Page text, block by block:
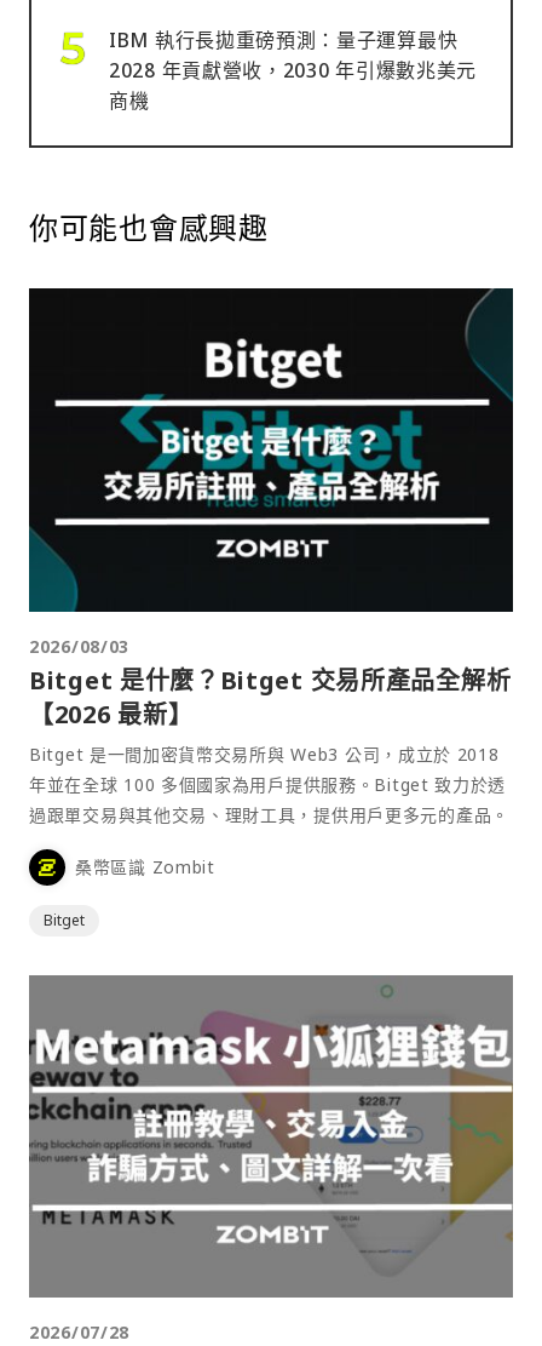
IBM 執行長拋重磅預測：量子運算最快
2028 年貢獻營收，2030 年引爆數兆美元
商機
你可能也會感興趣
2026/08/03
Bitget 是什麼？Bitget 交易所產品全解析
【2026 最新】
Bitget 是一間加密貨幣交易所與 Web3 公司，成立於 2018
年並在全球 100 多個國家為用戶提供服務。Bitget 致力於透
過跟單交易與其他交易、理財工具，提供用戶更多元的產品。
桑幣區識 Zombit
Bitget
2026/07/28